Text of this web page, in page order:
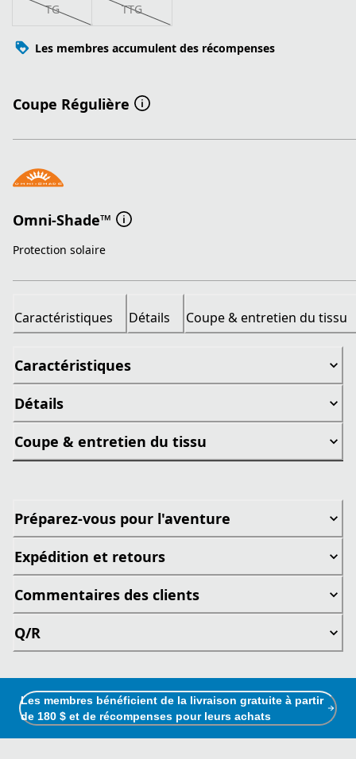
TG TTG
Les membres accumulent des récompenses
Coupe Régulière
Omni-Shade™
Protection solaire
Caractéristiques Détails Coupe & entretien du tissu
Caractéristiques
Détails
Coupe & entretien du tissu
Préparez-vous pour l'aventure
Expédition et retours
Commentaires des clients
Q/R
Les membres bénéficient de la livraison gratuite à partir
de 180 $ et de récompenses pour leurs achats